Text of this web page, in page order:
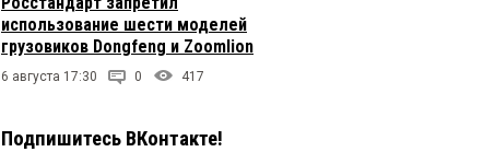
использование шести моделей
грузовиков Dongfeng и Zoomlion
6 августа 17:30 0 417
Подпишитесь ВКонтакте!